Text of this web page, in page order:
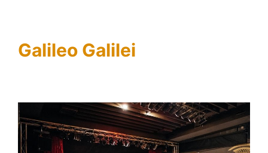
Galileo Galilei